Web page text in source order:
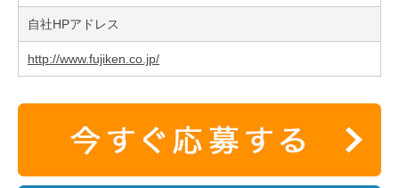
自社HPアドレス
http://www.fujiken.co.jp/